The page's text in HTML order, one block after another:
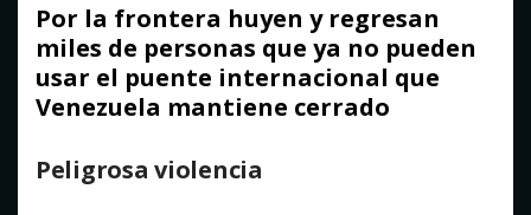
Por la frontera huyen y regresan
miles de personas que ya no pueden
usar el puente internacional que
Venezuela mantiene cerrado
Peligrosa violencia